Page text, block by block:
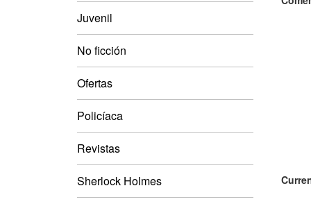
Juvenil
No ficción
Ofertas
Policíaca
Revistas
Sherlock Holmes